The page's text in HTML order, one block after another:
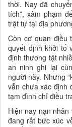
thời. Nay đã
tích”, xâm phạm
trật tự tại địa
Còn cơ quan điều
quyết định khởi tố
định thương tật
an ninh ghi lại
người này. Nhưng
vẫn chưa xác định
tạm đình chỉ điều
Hiện nay nạn
đang rất bức xúc